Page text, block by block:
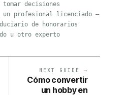
decisiones
profesional licenciado —
de honorarios
u otro experto
NEXT GUIDE →
Cómo convertir
un hobby en